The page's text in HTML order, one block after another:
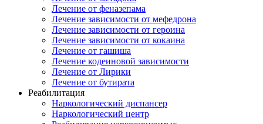
Лечение от феназепама
Лечение зависимости от мефедрона
Лечение зависимости от героина
Лечение зависимости от кокаина
Лечение от гашиша
Лечение кодеиновой зависимости
Лечение от Лирики
Лечение от бутирата
Реабилитация
Наркологический диспансер
Наркологический центр